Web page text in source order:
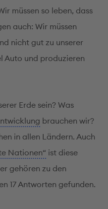
müssen so leben, dass
auch: Wir müssen
nicht gut zu unserer
Auto und produzieren
Erde sein? Was
brauchen wir?
in allen Ländern. Auch
Nationen“ ist diese
gehören zu den
17 Antworten gefunden.